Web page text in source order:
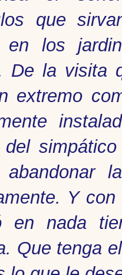
que
en los
De la visita
extremo
del
Y
en nada
Que tenga